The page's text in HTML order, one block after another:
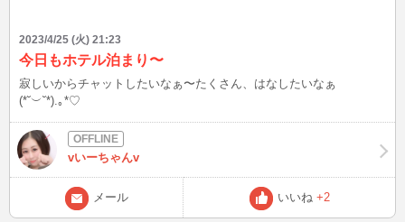
2023/4/25 (火) 21:23
今日もホテル泊まり〜
寂しいからチャットしたいなぁ〜たくさん、はなしたいなぁ
(⁠*⁠˘⁠︶⁠˘⁠*⁠)⁠.⁠｡⁠*⁠♡
vいーちゃんv
メール いいね +2